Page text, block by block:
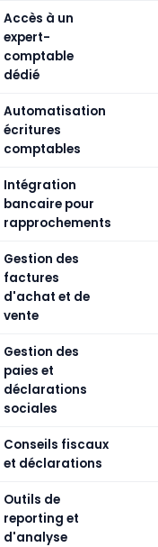
Accès à un
expert-
comptable
dédié
Automatisation
écritures
comptables
Intégration
bancaire pour
rapprochements
Gestion des
factures
d'achat et de
vente
Gestion des
paies et
déclarations
sociales
Conseils fiscaux
et déclarations
Outils de
reporting et
d'analyse